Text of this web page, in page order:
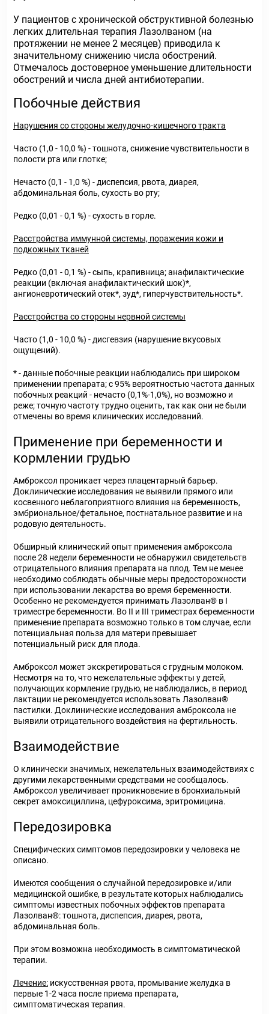
У пациентов с хронической обструктивной болезнью
легких длительная терапия Лазолваном (на
протяжении не менее 2 месяцев) приводила к
значительному снижению числа обострений.
Отмечалось достоверное уменьшение длительности
обострений и числа дней антибиотерапии.
Побочные действия
Нарушения со стороны желудочно-кишечного тракта
Часто (1,0 - 10,0 %) - тошнота, снижение чувствительности в
полости рта или глотке;
Нечасто (0,1 - 1,0 %) - диспепсия, рвота, диарея,
абдоминальная боль, сухость во рту;
Редко (0,01 - 0,1 %) - сухость в горле.
Расстройства иммунной системы, поражения кожи и
подкожных тканей
Редко (0,01 - 0,1 %) - сыпь, крапивница; анафилактические
реакции (включая анафилактический шок)*,
ангионевротический отек*, зуд*, гиперчувствительность*.
Расстройства со стороны нервной системы
Часто (1,0 - 10,0 %) - дисгевзия (нарушение вкусовых
ощущений).
* - данные побочные реакции наблюдались при широком
применении препарата; с 95% вероятностью частота данных
побочных реакций - нечасто (0,1%-1,0%), но возможно и
реже; точную частоту трудно оценить, так как они не были
отмечены во время клинических исследований.
Применение при беременности и
кормлении грудью
Амброксол проникает через плацентарный барьер.
Доклинические исследования не выявили прямого или
косвенного неблагоприятного влияния на беременность,
эмбриональное/фетальное, постнатальное развитие и на
родовую деятельность.
Обширный клинический опыт применения амброксола
после 28 недели беременности не обнаружил свидетельств
отрицательного влияния препарата на плод. Тем не менее
необходимо соблюдать обычные меры предосторожности
при использовании лекарства во время беременности.
Особенно не рекомендуется принимать Лазолван® в I
триместре беременности. Во II и III триместрах беременности
применение препарата возможно только в том случае, если
потенциальная польза для матери превышает
потенциальный риск для плода.
Амброксол может экскретироваться с грудным молоком.
Несмотря на то, что нежелательные эффекты у детей,
получающих кормление грудью, не наблюдались, в период
лактации не рекомендуется использовать Лазолван®
пастилки. Доклинические исследования амброксола не
выявили отрицательного воздействия на фертильность.
Взаимодействие
О клинически значимых, нежелательных взаимодействиях с
другими лекарственными средствами не сообщалось.
Амброксол увеличивает проникновение в бронхиальный
секрет амоксициллина, цефуроксима, эритромицина.
Передозировка
Специфических симптомов передозировки у человека не
описано.
Имеются сообщения о случайной передозировке и/или
медицинской ошибке, в результате которых наблюдались
симптомы известных побочных эффектов препарата
Лазолван®: тошнота, диспепсия, диарея, рвота,
абдоминальная боль.
При этом возможна необходимость в симптоматической
терапии.
Лечение: искусственная рвота, промывание желудка в
первые 1-2 часа после приема препарата,
симптоматическая терапия.